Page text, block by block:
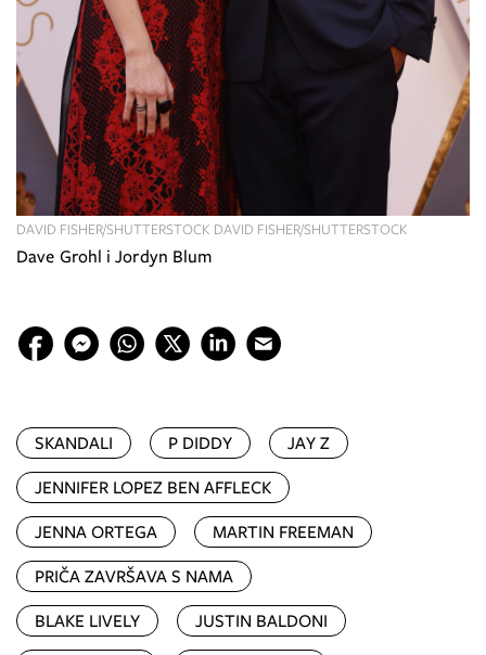
Dave Grohl i Jordyn Blum
DAVID FISHER/SHUTTERSTOCK DAVID FISHER/SHUTTERSTOCK
SKANDALI P DIDDY
JAY Z
JENNIFER LOPEZ BEN AFFLECK
JENNA ORTEGA
MARTIN FREEMAN
PRIČA ZAVRŠAVA S NAMA
BLAKE LIVELY
JUSTIN BALDONI